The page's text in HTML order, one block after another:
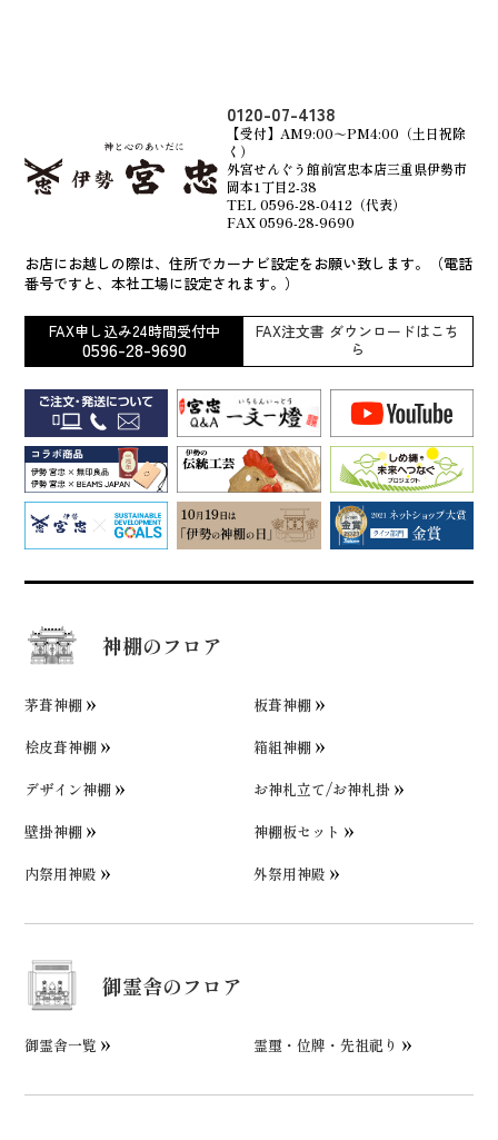
0120-07-4138
【受付】AM9:00～PM4:00（土日祝除
く）
外宮せんぐう館前宮忠本店三重県伊勢市
岡本1丁目2-38
TEL 0596-28-0412（代表）
FAX 0596-28-9690
お店にお越しの際は、住所でカーナビ設定をお願い致します。（電話
番号ですと、本社工場に設定されます。）
FAX申し込み24時間受付中
0596-28-9690
FAX注文書 ダウンロードはこち
ら
神棚のフロア
茅葺神棚
板葺神棚
桧皮葺神棚
箱組神棚
デザイン神棚
お神札立て/お神札掛
壁掛神棚
神棚板セット
内祭用神殿
外祭用神殿
御霊舎のフロア
御霊舎一覧 霊璽・位牌・先祖祀り